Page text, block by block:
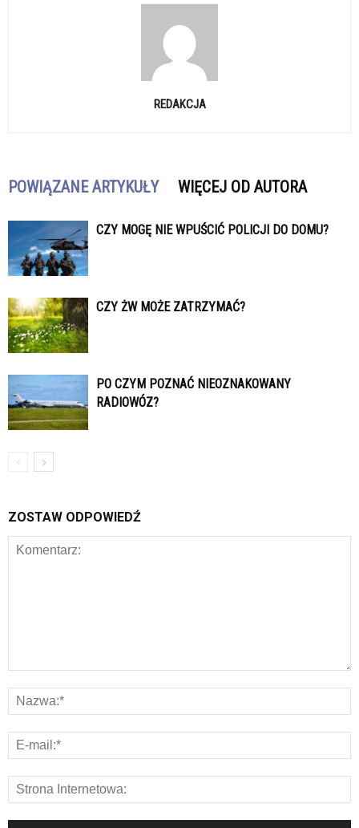
REDAKCJA
POWIĄZANE ARTYKUŁY WIĘCEJ OD AUTORA
CZY MOGĘ NIE WPUŚCIĆ POLICJI DO DOMU?
CZY ŻW MOŻE ZATRZYMAĆ?
PO CZYM POZNAĆ NIEOZNAKOWANY
RADIOWÓZ?
ZOSTAW ODPOWIEDŹ